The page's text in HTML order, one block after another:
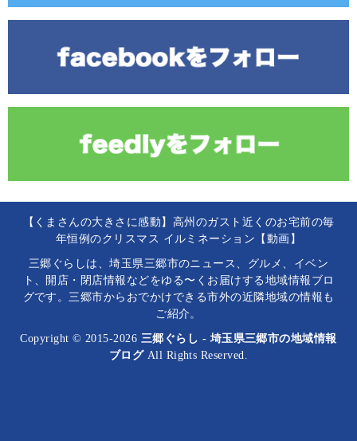
【くまさんの大きさに感動】高州のガスト近くのお宅前の毎
年恒例のクリスマス イルミネーション【動画】
三郷ぐらしは、埼玉県三郷市のニュース、グルメ、イベン
ト、開店・閉店情報などをゆる〜くお届けする地域情報ブロ
グです。三郷市からおでかけできる市外の近隣地域の情報も
ご紹介。
Copyright © 2015-2026 三郷ぐらし - 埼玉県三郷市の地域情報
ブログAll Rights Reserved.